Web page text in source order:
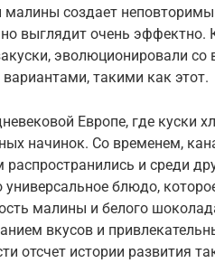
создает
выглядит очень эффектно.
эволюционировали со
такими как этот.
Европе, где куски
начинок. Со временем,
распространились и среди
универсальное блюдо,
малины и белого
вкусов и
отсчет истории развития